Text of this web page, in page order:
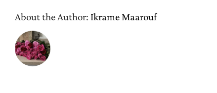
About the Author: Ikrame Maarouf